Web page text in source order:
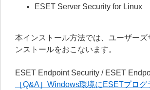
ESET Server Security for Linux
本インストール方法では、ユーザー
ンストールをおこないます。
ESET Endpoint Security / ESET
［Q&A］Windows環境にESETプロ